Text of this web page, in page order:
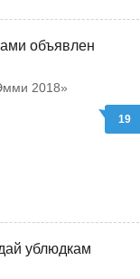
объявлен
2018»
19
ублюдкам